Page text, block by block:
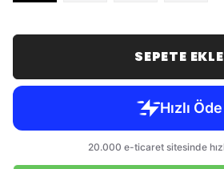
SEPETE EKLE